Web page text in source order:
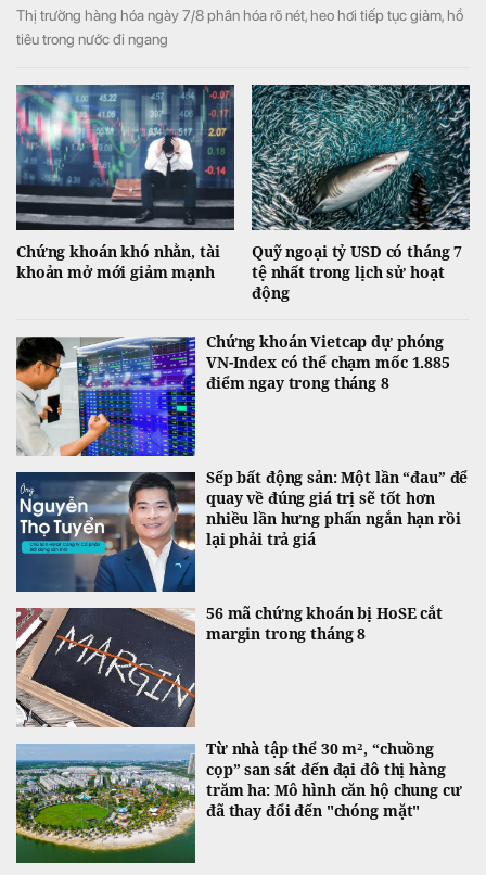
Thị trường hàng hóa ngày 7/8 phân hóa rõ nét, heo hơi tiếp tục giảm, hồ
tiêu trong nước đi ngang
Chứng khoán khó nhằn, tài
khoản mở mới giảm mạnh
Quỹ ngoại tỷ USD có tháng 7
tệ nhất trong lịch sử hoạt
động
Chứng khoán Vietcap dự phóng
VN-Index có thể chạm mốc 1.885
điểm ngay trong tháng 8
Sếp bất động sản: Một lần “đau” để
quay về đúng giá trị sẽ tốt hơn
nhiều lần hưng phấn ngắn hạn rồi
lại phải trả giá
56 mã chứng khoán bị HoSE cắt
margin trong tháng 8
Từ nhà tập thể 30 m², “chuồng
cọp” san sát đến đại đô thị hàng
trăm ha: Mô hình căn hộ chung cư
đã thay đổi đến "chóng mặt"